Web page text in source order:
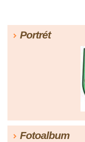
Portrét
Fotoalbum